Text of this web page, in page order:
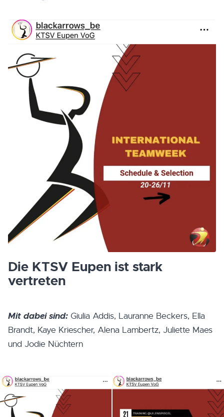
Die KTSV Eupen ist stark
vertreten
Mit dabei sind: Giulia Addis, Lauranne Beckers, Ella
Brandt, Kaye Kriescher, Alena Lambertz, Juliette Maes
und Jodie Nüchtern